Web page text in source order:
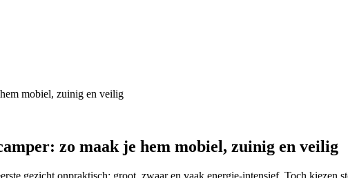
mobiel, zuinig en veilig
zo maak je hem mobiel, zuinig en veilig
gezicht onpraktisch: groot, zwaar en vaak energie-intensief. Toch kiezen